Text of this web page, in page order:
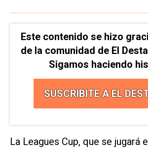
Este contenido se hizo
de la comunidad de El
Sigamos haciendo
SUSCRIBITE A EL
La Leagues Cup, que se jugará